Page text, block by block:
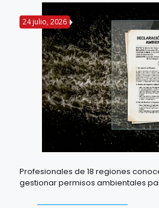
24 julio, 2026
Profesionales de 18 regiones
gestionar permisos ambientales